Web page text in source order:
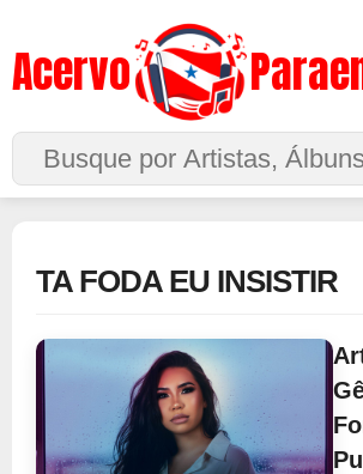
Acervo
Buscar no Site
TA FODA EU INSISTIR